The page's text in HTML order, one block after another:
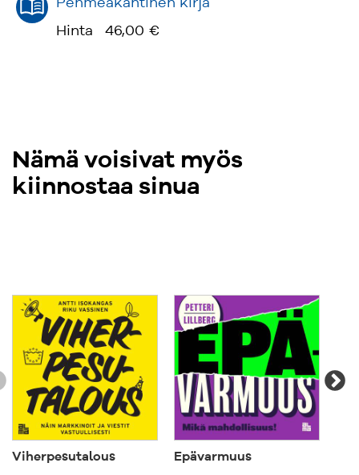
Pehmeäkantinen kirja
Hinta
46,00 €
Nämä voisivat myös
kiinnostaa sinua
Viherpesutalous Epävarmuus